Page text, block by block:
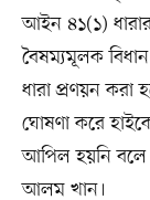
আইন ৪১(১)
বৈষম্যমূলক
ধারা প্রণয়ন
ঘোষণা করে
আপিল হয়নি
আলম খান।